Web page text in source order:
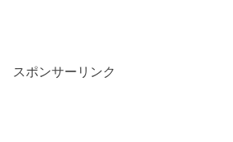
スポンサーリンク